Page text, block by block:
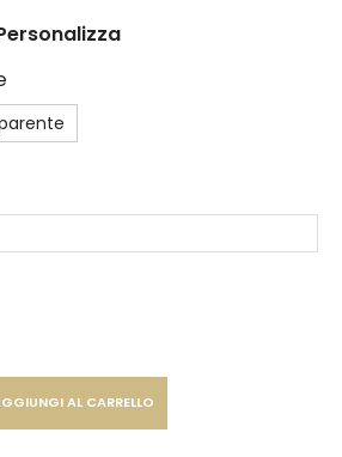
AL CARRELLO